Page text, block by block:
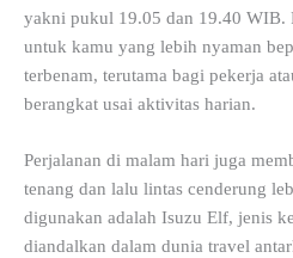
yakni pukul 19.05 dan 19.40 WIB.
untuk kamu yang lebih nyaman
terbenam, terutama bagi pekerja
berangkat usai aktivitas harian.
Perjalanan di malam hari juga
tenang dan lalu lintas cenderung
digunakan adalah Isuzu Elf, jenis
diandalkan dalam dunia travel